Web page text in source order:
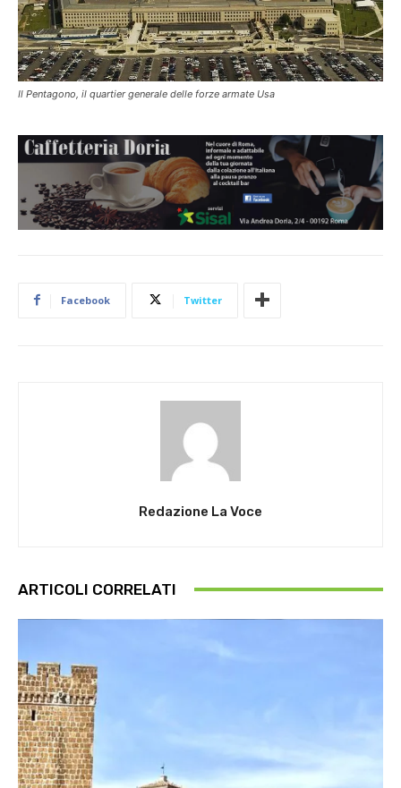
Il Pentagono, il quartier generale delle forze armate Usa
Facebook Twitter
Redazione La Voce
ARTICOLI CORRELATI